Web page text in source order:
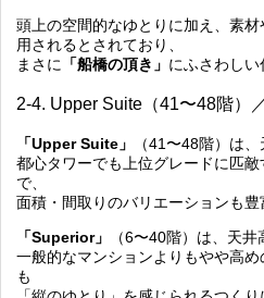
頭上の空間的なゆとりに加え、素
用されるとされており、
まさに
「船橋の頂き」 にふさわしい
2-4. Upper Suite（41〜48階）
「Upper Suite」
（41〜48階）は
都心タワーでも上位グレードに匹
で、
面積・間取りのバリエーションも豊
「Superior」
（6〜40階）は、天井
一般的なマンションよりもやや高
も